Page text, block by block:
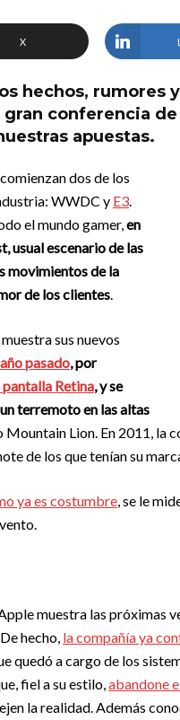
X
hechos, rumores
conferencia de
apuestas.
dos de los
WWDC y E3.
el mundo gamer,en
usual escenario de las
movimientos de la
de los clientes.
sus nuevos
pasado, por
Retina, y se
terremoto en las altas
Mountain Lion. En 2011, la
de los que tenían su
ya es costumbre, se le
muestra las próximas
hecho, la compañía ya
quedó a cargo de los
fiel a su estilo,abandone
la realidad. Además